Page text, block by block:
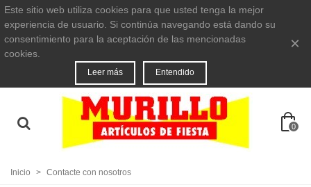
Este sitio web utiliza cookies para que usted tenga la mejor
experiencia de usuario. Si continúa navegando está dando su
consentimiento para la aceptación de las mencionadas
cookies.
Leer más Entendido
×
0
Inicio > Contacte con nosotros